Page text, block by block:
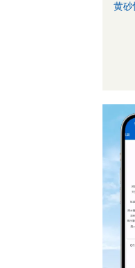
黄砂